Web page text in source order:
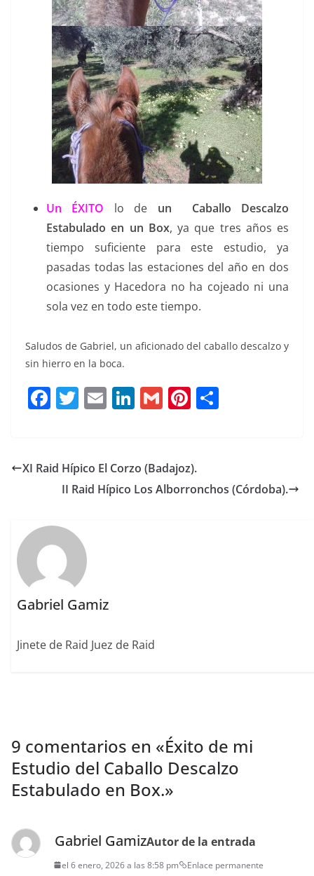
Un ÉXITO lo de un Caballo Descalzo
Estabulado en un Box, ya que tres años es
tiempo suficiente para este estudio, ya
pasadas todas las estaciones del año en dos
ocasiones y Hacedora no ha cojeado ni una
sola vez en todo este tiempo.
Saludos de Gabriel, un aficionado del caballo descalzo y
sin hierro en la boca.
F
e
b
o
k
T
te
r
E
l
Li
e
dI
G
l
Pi
re
st a
XI Raid Hípico El Corzo (Badajoz).
II Raid Hípico Los Alborronchos (Córdoba).
Gabriel Gamiz
Jinete de Raid Juez de Raid
9 comentarios en «Éxito de mi
Estudio del Caballo Descalzo
Estabulado en Box.»
Gabriel GamizAutor de la entrada
el 6 enero, 2026 a las 8:58 pm Enlace permanente